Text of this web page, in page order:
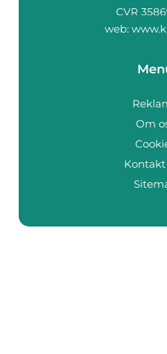
web:
Om
Kontakt